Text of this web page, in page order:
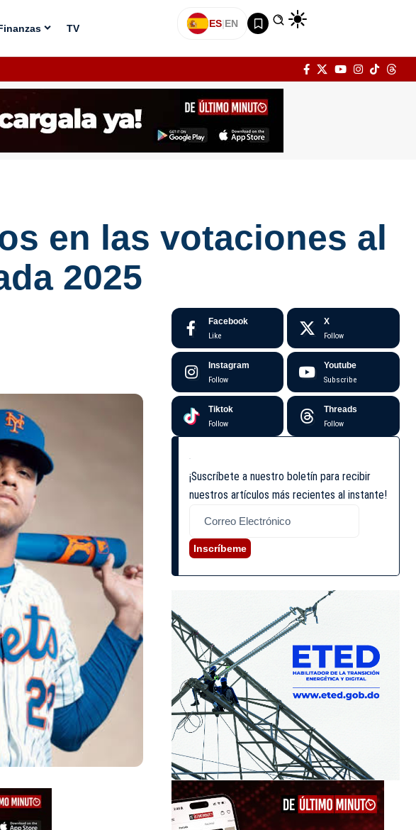
TV ES|EN
en las votaciones al
2025
Facebook
Like
X
Follow
Instagram
Follow
Youtube
Subscribe
Tiktok
Follow
Threads
Follow
¡Suscríbete a nuestro boletín para recibir
nuestros artículos más recientes al instante!
Inscríbeme